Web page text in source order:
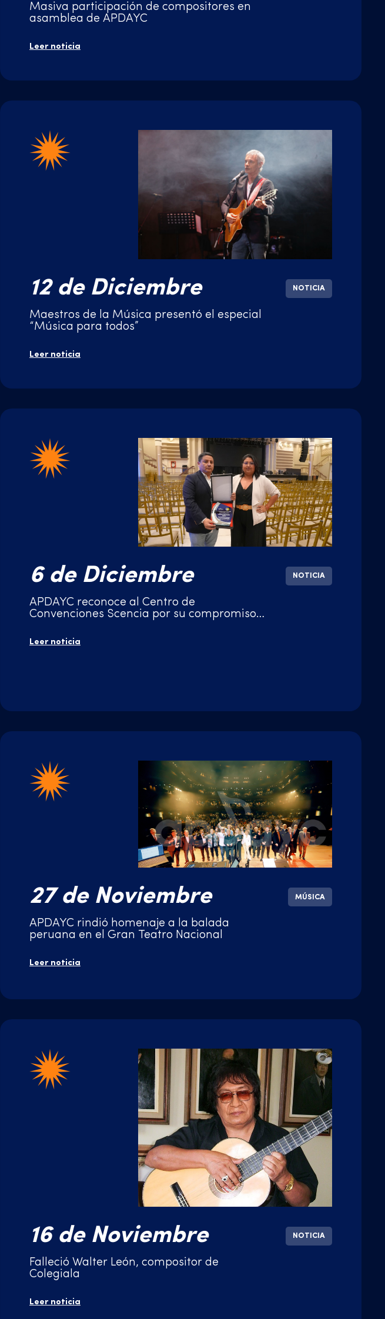
Masiva participación de compositores en
asamblea de APDAYC
Leer noticia
12 de Diciembre NOTICIA
Maestros de la Música presentó el especial
“Música para todos”
Leer noticia
6 de Diciembre NOTICIA
APDAYC reconoce al Centro de
Convenciones Scencia por su compromiso
Leer noticia
27 de Noviembre MÚSICA
APDAYC rindió homenaje a la balada
peruana en el Gran Teatro Nacional
Leer noticia
16 de Noviembre NOTICIA
Falleció Walter León, compositor de
Colegiala
Leer noticia